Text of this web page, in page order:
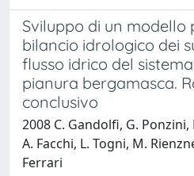
Sviluppo di un modello
bilancio idrologico dei
flusso idrico del
pianura bergamasca.
conclusivo
2008 C. Gandolfi, G.
A. Facchi, L. Togni, M.
Ferrari